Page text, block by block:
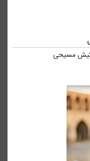
مسیحی